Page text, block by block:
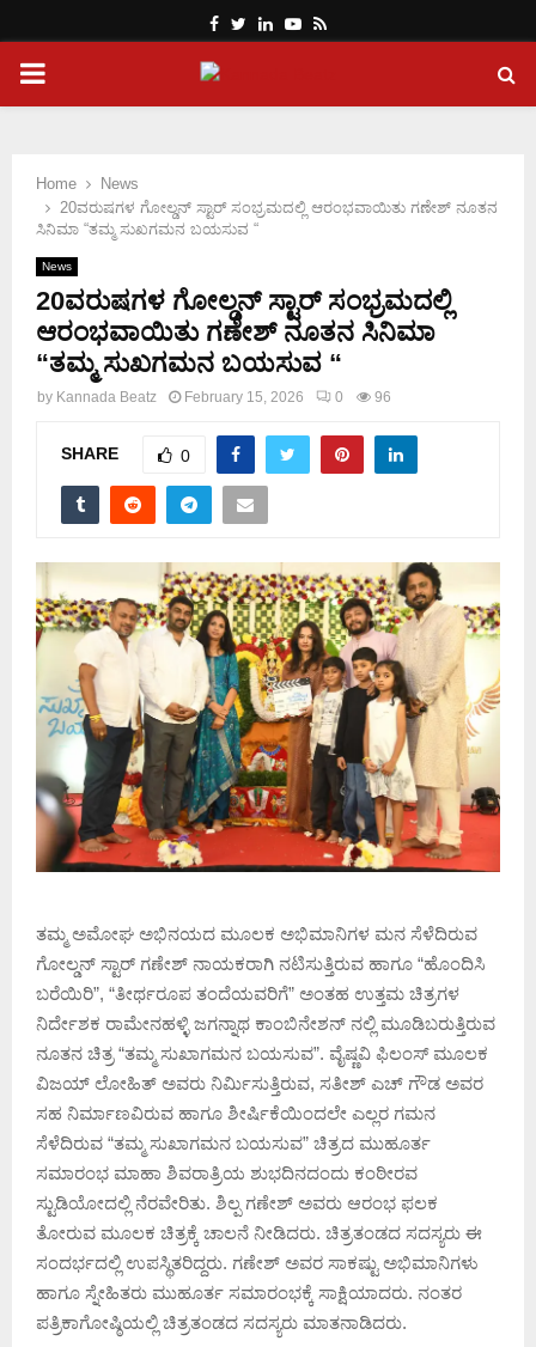
Facebook
Twitter
LinkedinYoutube
Rss
PRIMARY
Home
News
20ವರುಷಗಳ ಗೋಲ್ಡನ್ ಸ್ಟಾರ್ ಸಂಭ್ರಮದಲ್ಲಿ ಆರಂಭವಾಯಿತು ಗಣೇಶ್ ನೂತನ
ಸಿನಿಮಾ “ತಮ್ಮ ಸುಖಗಮನ ಬಯಸುವ “
News
20ವರುಷಗಳ ಗೋಲ್ಡನ್ ಸ್ಟಾರ್ ಸಂಭ್ರಮದಲ್ಲಿ
ಆರಂಭವಾಯಿತು ಗಣೇಶ್ ನೂತನ ಸಿನಿಮಾ
“ತಮ್ಮ ಸುಖಗಮನ ಬಯಸುವ “
by Kannada Beatz February 15, 2026 0 96
SHARE 0
ತಮ್ಮ ಅಮೋಘ ಅಭಿನಯದ ಮೂಲಕ ಅಭಿಮಾನಿಗಳ ಮನ ಸೆಳೆದಿರುವ
ಗೋಲ್ಡನ್ ಸ್ಟಾರ್ ಗಣೇಶ್ ನಾಯಕರಾಗಿ ನಟಿಸುತ್ತಿರುವ ಹಾಗೂ “ಹೊಂದಿಸಿ
ಬರೆಯಿರಿ”, “ತೀರ್ಥರೂಪ ತಂದೆಯವರಿಗೆ” ಅಂತಹ ಉತ್ತಮ ಚಿತ್ರಗಳ
ನಿರ್ದೇಶಕ ರಾಮೇನಹಳ್ಳಿ ಜಗನ್ನಾಥ ಕಾಂಬಿನೇಶನ್ ನಲ್ಲಿ ಮೂಡಿಬರುತ್ತಿರುವ
ನೂತನ ಚಿತ್ರ “ತಮ್ಮ ಸುಖಾಗಮನ ಬಯಸುವ”. ವೈಷ್ಣವಿ ಫಿಲಂಸ್ ಮೂಲಕ
ವಿಜಯ್ ಲೋಹಿತ್ ಅವರು ನಿರ್ಮಿಸುತ್ತಿರುವ, ಸತೀಶ್ ಎಚ್ ಗೌಡ ಅವರ
ಸಹ ನಿರ್ಮಾಣವಿರುವ ಹಾಗೂ ಶೀರ್ಷಿಕೆಯಿಂದಲೇ ಎಲ್ಲರ ಗಮನ
ಸೆಳೆದಿರುವ “ತಮ್ಮ ಸುಖಾಗಮನ ಬಯಸುವ” ಚಿತ್ರದ ಮುಹೂರ್ತ
ಸಮಾರಂಭ ಮಾಹಾ ಶಿವರಾತ್ರಿಯ ಶುಭದಿನದಂದು ಕಂಠೀರವ
ಸ್ಟುಡಿಯೋದಲ್ಲಿ ನೆರವೇರಿತು. ಶಿಲ್ಪ ಗಣೇಶ್ ಅವರು ಆರಂಭ ಫಲಕ
ತೋರುವ ಮೂಲಕ ಚಿತ್ರಕ್ಕೆ ಚಾಲನೆ ನೀಡಿದರು. ಚಿತ್ರತಂಡದ ಸದಸ್ಯರು ಈ
ಸಂದರ್ಭದಲ್ಲಿ ಉಪಸ್ಥಿತರಿದ್ದರು. ಗಣೇಶ್ ಅವರ ಸಾಕಷ್ಟು ಅಭಿಮಾನಿಗಳು
ಹಾಗೂ ಸ್ನೇಹಿತರು ಮುಹೂರ್ತ ಸಮಾರಂಭಕ್ಕೆ ಸಾಕ್ಷಿಯಾದರು. ನಂತರ
ಪತ್ರಿಕಾಗೋಷ್ಠಿಯಲ್ಲಿ ಚಿತ್ರತಂಡದ ಸದಸ್ಯರು ಮಾತನಾಡಿದರು.